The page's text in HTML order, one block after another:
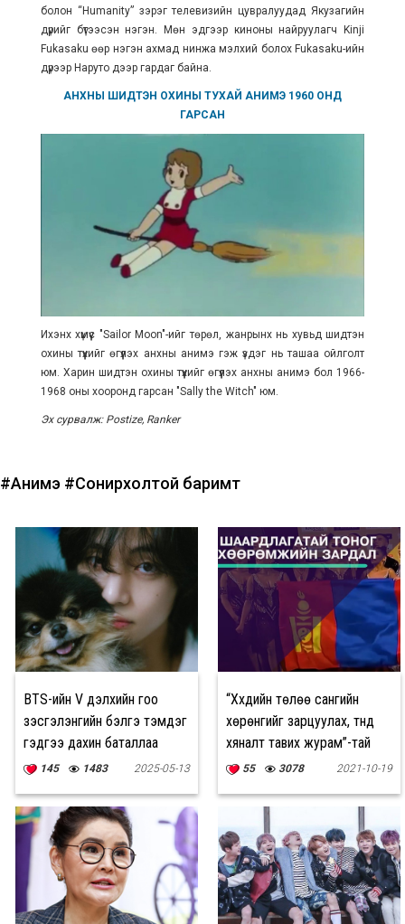
болон “Humanity” зэрэг телевизийн цувралуудад Якузагийн
дүрийг бүтээсэн нэгэн. Мөн эдгээр киноны найруулагч Kinji
Fukasaku өөр нэгэн ахмад нинжа мэлхий болох Fukasaku-ийн
дүрээр Наруто дээр гардаг байна.
АНХНЫ ШИДТЭН ОХИНЫ ТУХАЙ АНИМЭ 1960 ОНД
ГАРСАН
Ихэнх хүмүүс "Sailor Moon"-ийг төрөл, жанрынх нь хувьд шидтэн
охины түүхийг өгүүлэх анхны анимэ гэж үздэг нь ташаа ойлголт
юм. Харин шидтэн охины түүхийг өгүүлэх анхны анимэ бол 1966-
1968 оны хооронд гарсан "Sally the Witch" юм.
Эх сурвалж: Postize, Ranker
#Анимэ #Сонирхолтой баримт
BTS-ийн V дэлхийн гоо
үзэсгэлэнгийн бэлгэ тэмдэг
гэдгээ дахин баталлаа
145 1483 2025-05-13
“Хүүхдийн төлөө сангийн
хөрөнгийг зарцуулах, түүнд
хяналт тавих журaм”-тай
танилцах нь
55 3078 2021-10-19